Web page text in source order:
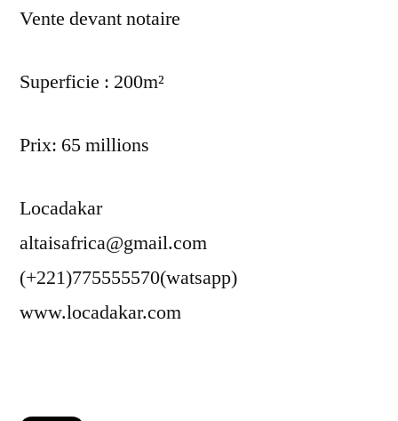
Vente devant notaire
Superficie : 200m²
Prix: 65 millions
Locadakar
altaisafrica@gmail.com
(+221)775555570(watsapp)
www.locadakar.com